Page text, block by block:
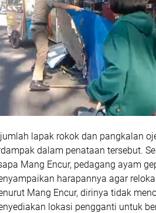
lapak rokok dan pangkalan
dalam penataan tersebut.
Mang Encur, pedagang ayam
harapannya agar
Mang Encur, dirinya tidak
lokasi pengganti untuk